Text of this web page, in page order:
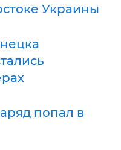
Украины
попал в